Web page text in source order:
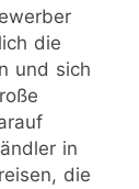
die
und sich
in
die